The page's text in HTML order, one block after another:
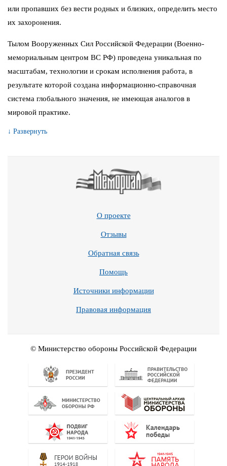
или пропавших без вести родных и близких, определить место
их захоронения.
Тылом Вооруженных Сил Российской Федерации (Военно-
мемориальным центром ВС РФ) проведена уникальная по
масштабам, технологии и срокам исполнения работа, в
результате которой создана информационно-справочная
система глобального значения, не имеющая аналогов в
мировой практике.
↓ Развернуть
О проекте
Отзывы
Обратная связь
Помощь
Источники информации
Правовая информация
© Министерство обороны Российской Федерации